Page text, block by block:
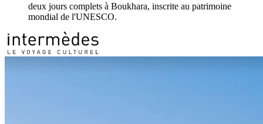
deux jours complets à Boukhara, inscrite au patrimoine
mondial de l'UNESCO.